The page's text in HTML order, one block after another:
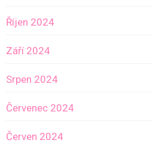
Říjen 2024
Září 2024
Srpen 2024
Červenec 2024
Červen 2024